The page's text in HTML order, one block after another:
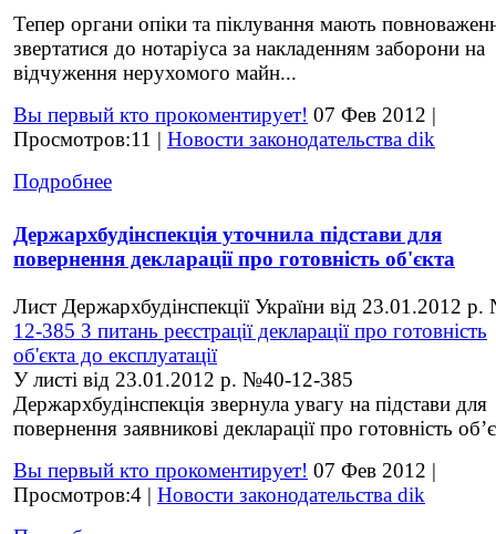
Тепер органи опіки та піклування мають
звертатися до нотаріуса за накладенням заборони на
відчуження нерухомого майн...
Вы первый кто прокоментирует! 07 Фев 2012 |
Просмотров:11 | Новости законодательства dik
Подробнее
Держархбудінспекція уточнила підстави для
повернення декларації про готовність об'єкта
Лист Держархбудінспекції України від 23.01.2012
12-385 З питань реєстрації декларації про готовність
об'єкта до експлуатації
У листі від 23.01.2012 р. №40-12-385
Держархбудінспекція звернула увагу на підстави для
повернення заявникові декларації про готовність
Вы первый кто прокоментирует! 07 Фев 2012 |
Просмотров:4 | Новости законодательства dik